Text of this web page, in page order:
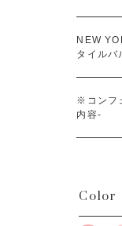
NEW
タイルバ
※コンフ
内容-